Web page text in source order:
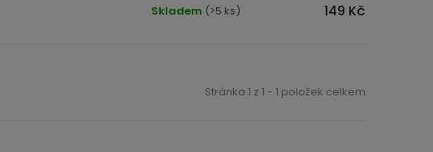
Skladem (>5 ks) 149 Kč
Stránka 1 z 1 - 1 položek celkem